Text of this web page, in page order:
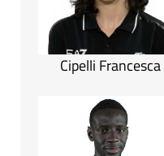
Cipelli Francesca